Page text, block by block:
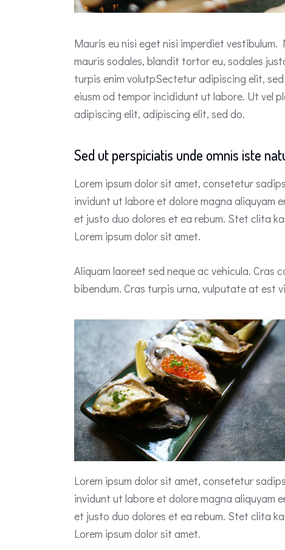
Mauris eu nisi eget nisi imperdiet vestibulum.
mauris sodales, blandit tortor eu, sodales
turpis enim volutpSectetur adipiscing elit,
eiusm od tempor incididunt ut labore. Ut vel
adipiscing elit, adipiscing elit, sed do.
Sed ut perspiciatis unde omnis iste
Lorem ipsum dolor sit amet, consetetur
invidunt ut labore et dolore magna aliquyam
et justo duo dolores et ea rebum. Stet clita
Lorem ipsum dolor sit amet.
Aliquam laoreet sed neque ac vehicula. Cras
bibendum. Cras turpis urna, vulputate at est
Lorem ipsum dolor sit amet, consetetur
invidunt ut labore et dolore magna aliquyam
et justo duo dolores et ea rebum. Stet clita
Lorem ipsum dolor sit amet.